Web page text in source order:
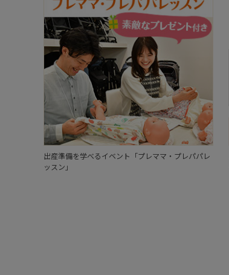
出産準備を学べるイベント「プレママ・プレパパレ
ッスン」